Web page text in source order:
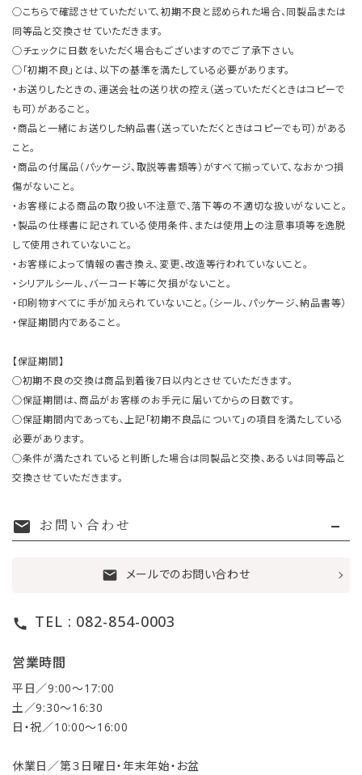
○こちらで確認させていただいて、初期不良と認められた場合、同製品または
同等品と交換させていただきます。
○チェックに日数をいただく場合もございますのでご了承下さい。
○「初期不良」とは、以下の基準を満たしている必要があります。
・お送りしたときの、運送会社の送り状の控え（送っていただくときはコピーで
も可）があること。
・商品と一緒にお送りした納品書（送っていただくときはコピーでも可）がある
こと。
・商品の付属品（パッケージ、取説等書類等）がすべて揃っていて、なおかつ損
傷がないこと。
・お客様による商品の取り扱い不注意で、落下等の不適切な扱いがないこと。
・製品の仕様書に記されている使用条件、または使用上の注意事項等を逸脱
して使用されていないこと。
・お客様によって情報の書き換え、変更、改造等行われていないこと。
・シリアルシール、バーコード等に欠損がないこと。
・印刷物すべてに手が加えられていないこと。（シール、パッケージ、納品書等）
・保証期間内であること。
【保証期間】
○初期不良の交換は商品到着後7日以内とさせていただきます。
○保証期間は、商品がお客様のお手元に届いてからの日数です。
○保証期間内であっても、上記「初期不良品について」の項目を満たしている
必要があります。
○条件が満たされていると判断した場合は同製品と交換、あるいは同等品と
交換させていただきます。
mail お問い合わせ
mail メールでのお問い合わせ
call TEL : 082-854-0003
営業時間
平日／9:00〜17:00
土／9:30〜16:30
日・祝／10:00〜16:00
休業日／第３日曜日・年末年始・お盆